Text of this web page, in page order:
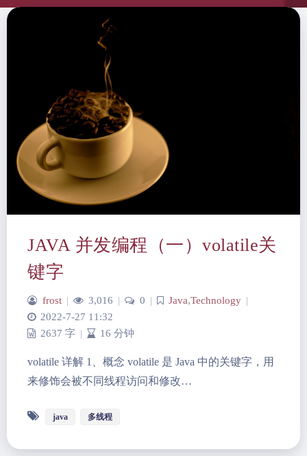
JAVA 并发编程（一）volatile关
键字
frost | 3,016 | 0 | Java,Technology |
2022-7-27 11:32
2637 字 | 16 分钟
volatile 详解 1、概念 volatile 是 Java 中的关键字，用
来修饰会被不同线程访问和修改…
java 多线程